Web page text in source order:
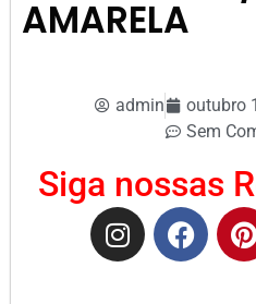
AMARELA
admin outubro
Sem
Siga nossas